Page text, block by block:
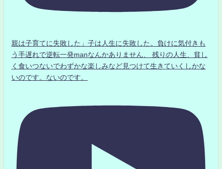
親は子育てに失敗した」子は人生に失敗した。負けに気付きも
う手遅れで逆転一発manなんかありません、 残りの人生、貧し
く食いつないでわずかな楽しみなど見つけて生きていくしかな
いのです。ないのです。